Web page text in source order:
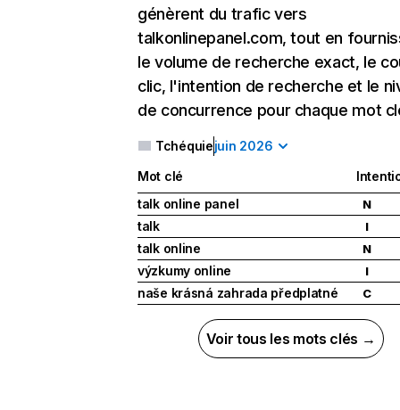
génèrent du trafic vers
talkonlinepanel.com, tout en
le volume de recherche exact, le
clic, l'intention de recherche et le
de concurrence pour chaque mot
Tchéquiejuin 2026
Mot clé
talk online panel
N
talk I
talk online N
výzkumy online I
naše krásná zahrada předplatné C
Voir tous les mots clés →